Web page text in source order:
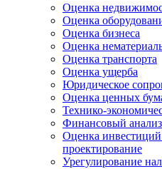
Оценка
Оценка
Оценка бизнеса
Оценка
Оценка транспорта
Оценка ущерба
Юридическое
Оценка ценных
Технико-
Финансовый анализ
Оценка
проектирование
Урегулирование